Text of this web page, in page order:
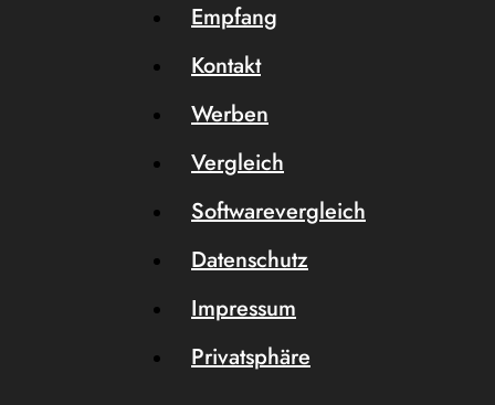
Empfang
Kontakt
Werben
Vergleich
Softwarevergleich
Datenschutz
Impressum
Privatsphäre